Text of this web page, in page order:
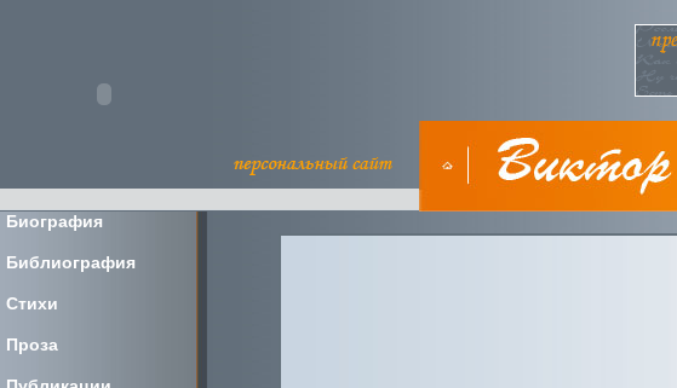
Биография
Библиография
Стихи
Проза